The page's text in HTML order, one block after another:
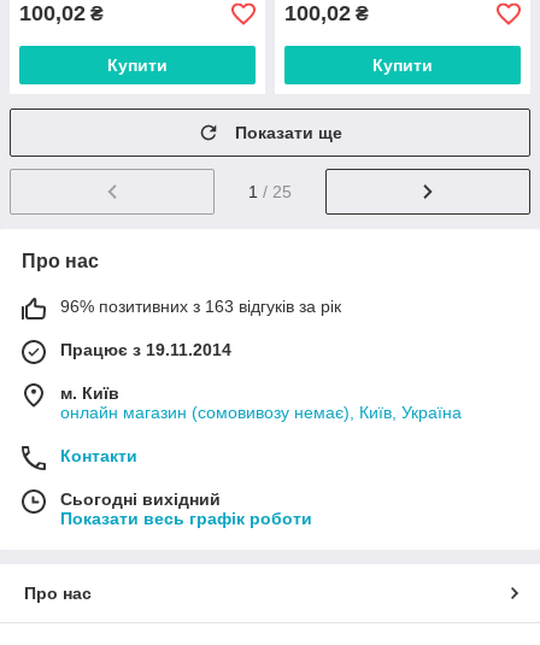
100,02 ₴
Купити
100,02 ₴
Купити
Показати ще
1 / 25
Про нас
96% позитивних з 163 відгуків за рік
Працює з 19.11.2014
м. Київ
онлайн магазин (сомовивозу немає), Київ, Україна
Контакти
Сьогодні вихідний
Показати весь графік роботи
Про нас